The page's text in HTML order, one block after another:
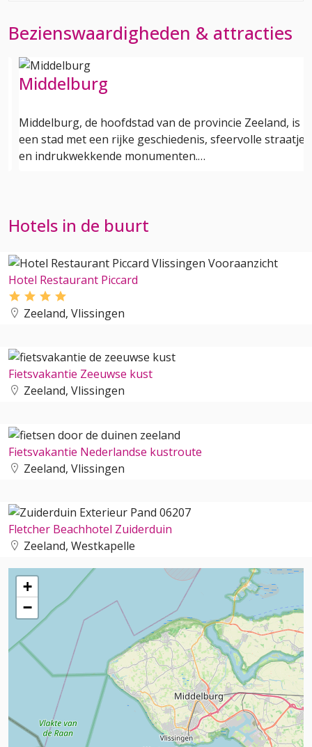
Bezienswaardigheden & attracties
Middelburg
Middelburg, de hoofdstad van de provincie Zeeland, is
een stad met een rijke geschiedenis, sfeervolle straatjes
en indrukwekkende monumenten.…
Hotels in de buurt
Hotel Restaurant Piccard
Zeeland, Vlissingen
Fietsvakantie Zeeuwse kust
Zeeland, Vlissingen
Fietsvakantie Nederlandse kustroute
Zeeland, Vlissingen
Fletcher Beachhotel Zuiderduin
Zeeland, Westkapelle
+
−